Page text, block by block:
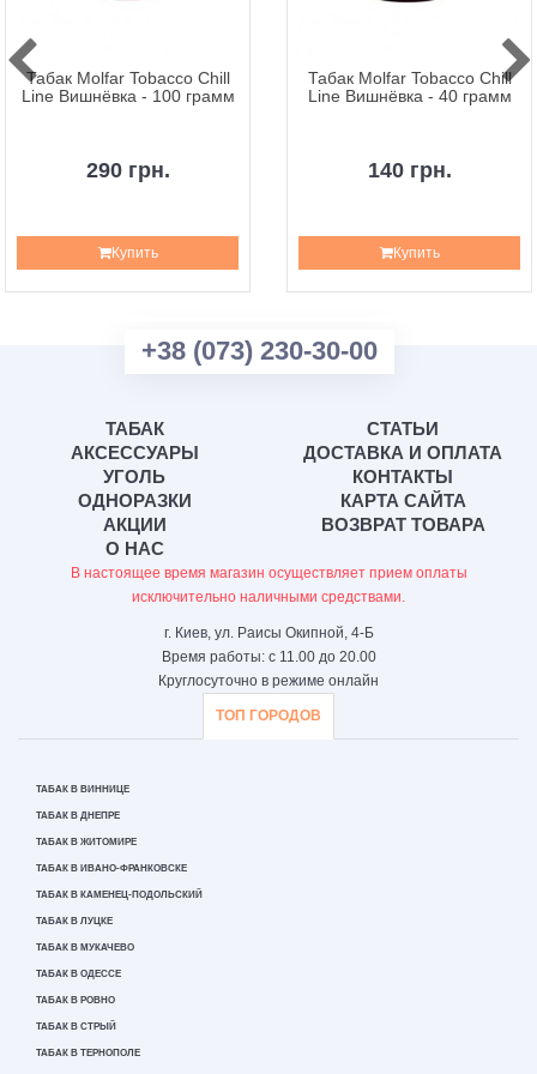
Табак Molfar Tobacco Chill
Line Вишнёвка - 100 грамм
290 грн.
Купить
Табак Molfar Tobacco Chill
Line Вишнёвка - 40 грамм
140 грн.
Купить
+38 (073) 230-30-00
ТАБАК
АКСЕССУАРЫ
УГОЛЬ
ОДНОРАЗКИ
АКЦИИ
О НАС
СТАТЬИ
ДОСТАВКА И ОПЛАТА
КОНТАКТЫ
КАРТА САЙТА
ВОЗВРАТ ТОВАРА
В настоящее время магазин осуществляет прием оплаты
исключительно наличными средствами.
г. Киев, ул. Раисы Окипной, 4-Б
Время работы: с 11.00 до 20.00
Круглосуточно в режиме онлайн
ТОП ГОРОДОВ
ТАБАК В ВИННИЦЕ
ТАБАК В ДНЕПРЕ
ТАБАК В ЖИТОМИРЕ
ТАБАК В ИВАНО-ФРАНКОВСКЕ
ТАБАК В КАМЕНЕЦ-ПОДОЛЬСКИЙ
ТАБАК В ЛУЦКЕ
ТАБАК В МУКАЧЕВО
ТАБАК В ОДЕССЕ
ТАБАК В РОВНО
ТАБАК В СТРЫЙ
ТАБАК В ТЕРНОПОЛЕ